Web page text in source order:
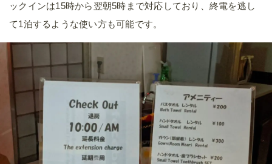
ックインは15時から翌朝5時まで対応しており、終電を逃し
て1泊するような使い方も可能です。